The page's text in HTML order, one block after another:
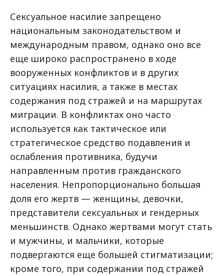
Сексуальное насилие запрещено
национальным законодательством и
международным правом, однако оно все
еще широко распространено в ходе
вооруженных конфликтов и в других
ситуациях насилия, а также в местах
содержания под стражей и на маршрутах
миграции. В конфликтах оно часто
используется как тактическое или
стратегическое средство подавления и
ослабления противника, будучи
направленным против гражданского
населения. Непропорционально большая
доля его жертв — женщины, девочки,
представители сексуальных и гендерных
меньшинств. Однако жертвами могут стать
и мужчины, и мальчики, которые
подвергаются еще большей стигматизации;
кроме того, при содержании под стражей